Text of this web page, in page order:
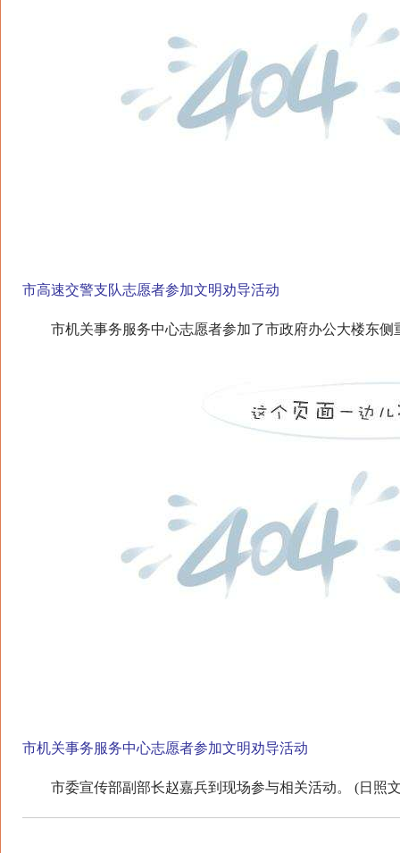
市高速交警支队志愿者参加文明劝导活动
市机关事务服务中心志愿者参加了市政府办公大楼东侧
市机关事务服务中心志愿者参加文明劝导活动
市委宣传部副部长赵嘉兵到现场参与相关活动。 (日照